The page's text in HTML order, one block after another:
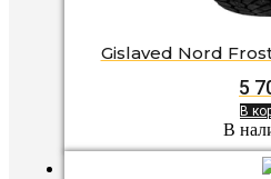
Gislaved Nord
5
В
В